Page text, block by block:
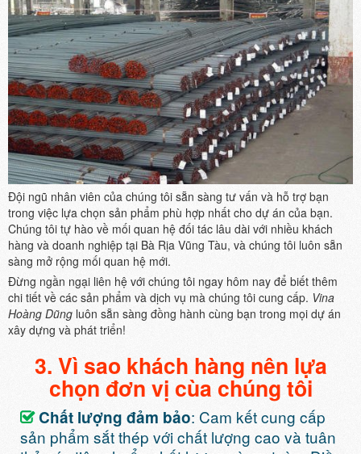
Đội ngũ nhân viên của chúng tôi sẵn sàng tư vấn và hỗ trợ bạn
trong việc lựa chọn sản phẩm phù hợp nhất cho dự án của bạn.
Chúng tôi tự hào về mối quan hệ đối tác lâu dài với nhiều khách
hàng và doanh nghiệp tại Bà Rịa Vũng Tàu, và chúng tôi luôn sẵn
sàng mở rộng mối quan hệ mới.
Đừng ngần ngại liên hệ với chúng tôi ngay hôm nay để biết thêm
chi tiết về các sản phẩm và dịch vụ mà chúng tôi cung cấp. Vina
Hoàng Dũng luôn sẵn sàng đồng hành cùng bạn trong mọi dự án
xây dựng và phát triển!
3. Vì sao khách hàng nên lựa
chọn đơn vị cùa chúng tôi
Chất lượng đảm bảo: Cam kết cung cấp
sản phẩm sắt thép với chất lượng cao và tuân